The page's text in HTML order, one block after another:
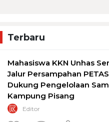
Terbaru
Mahasiswa KKN Unhas
Jalur Persampahan
Dukung Pengelolaan
Kampung Pisang
Editor